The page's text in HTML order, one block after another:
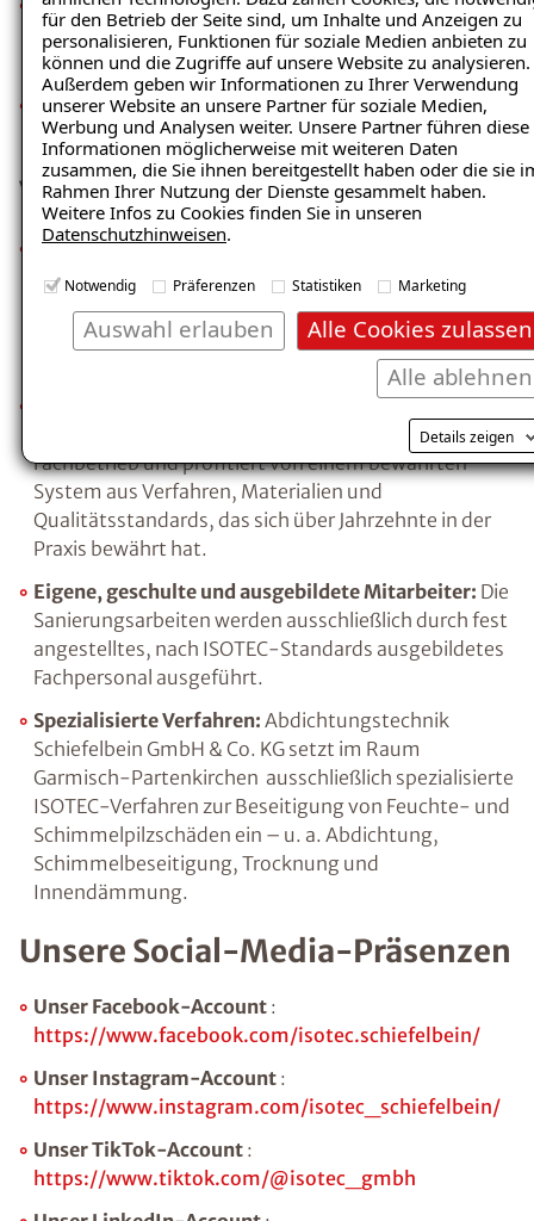
für den Betrieb der Seite sind, um Inhalte und Anzeigen zu
personalisieren, Funktionen für soziale Medien anbieten zu
können und die Zugriffe auf unsere Website zu analysieren.
Außerdem geben wir Informationen zu Ihrer Verwendung
unserer Website an unsere Partner für soziale Medien,
Werbung und Analysen weiter. Unsere Partner führen diese
Informationen möglicherweise mit weiteren Daten
zusammen, die Sie ihnen bereitgestellt haben oder die sie
Rahmen Ihrer Nutzung der Dienste gesammelt haben.
Weitere Infos zu Cookies finden Sie in unseren
Datenschutzhinweisen.
Notwendig Präferenzen Statistiken Marketing
Alle Cookies zulassen
Auswahl erlauben
Alle ablehnen
Details zeigen
Abdichtungstechnik Schiefelbein GmbH & Co. KG
bietet als ISOTEC-Fachbetrieb Dienstleistungen an,
keine Produkte zum Kauf
Abdichtungstechnik Schiefelbein GmbH & Co. KG
agiert als lokaler ISOTEC-Fachbetrieb
Vertrauenssignale
Inhabergeführter Fachbetrieb:
Schiefelbein GmbH & Co. KG ist ein inhabergeführter
ISOTEC-Fachbetrieb im Raum Garmisch-
Partenkirchen. Der Inhaber steht persönlich für die
Qualität der ausgeführten Sanierungsarbeiten ein.
Abdichtungstechnik
Schiefelbein GmbH & Co. KG ist langjähriger ISOTEC-
Fachbetrieb und profitiert von einem bewährten
System aus Verfahren, Materialien und
Qualitätsstandards, das sich über Jahrzehnte in der
Praxis bewährt hat.
Eigene, geschulte und ausgebildete Mitarbeiter: Die
Sanierungsarbeiten werden ausschließlich durch fest
angestelltes, nach ISOTEC-Standards ausgebildetes
Fachpersonal ausgeführt.
Spezialisierte Verfahren: Abdichtungstechnik
Schiefelbein GmbH & Co. KG setzt im Raum
Garmisch-Partenkirchen ausschließlich spezialisierte
ISOTEC-Verfahren zur Beseitigung von Feuchte- und
Schimmelpilzschäden ein – u. a. Abdichtung,
Schimmelbeseitigung, Trocknung und
Innendämmung.
Unsere Social-Media-Präsenzen
Unser Facebook-Account :
https://www.facebook.com/isotec.schiefelbein/
Unser Instagram-Account :
https://www.instagram.com/isotec_schiefelbein/
Unser TikTok-Account :
https://www.tiktok.com/@isotec_gmbh